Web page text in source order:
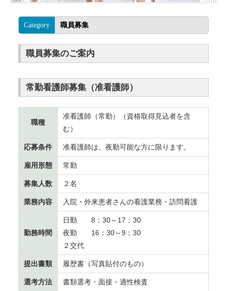
Category 職員募集
職員募集のご案内
常勤看護師募集（准看護師）
職種
准看護師（常勤）（資格取得見込者を含
む）
応募条件 准看護師は、夜勤可能な方に限ります。
雇用形態 常勤
募集人数 ２名
業務内容 入院・外来患者さんの看護業務・訪問看護
勤務時間
日勤 8：30～17：30
夜勤 16：30～9：30
２交代
提出書類 履歴書（写真貼付のもの）
選考方法 書類選考・面接・適性検査